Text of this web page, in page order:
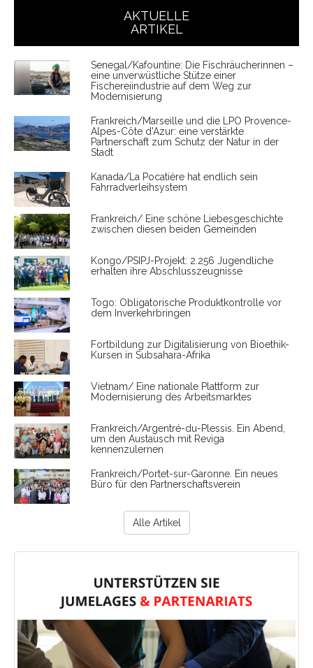
AKTUELLE
ARTIKEL
Senegal/Kafountine: Die Fischräucherinnen –
eine unverwüstliche Stütze einer
Fischereiindustrie auf dem Weg zur
Modernisierung
Frankreich/Marseille und die LPO Provence-
Alpes-Côte d'Azur: eine verstärkte
Partnerschaft zum Schutz der Natur in der
Stadt
Kanada/La Pocatière hat endlich sein
Fahrradverleihsystem
Frankreich/ Eine schöne Liebesgeschichte
zwischen diesen beiden Gemeinden
Kongo/PSIPJ-Projekt: 2.256 Jugendliche
erhalten ihre Abschlusszeugnisse
Togo: Obligatorische Produktkontrolle vor
dem Inverkehrbringen
Fortbildung zur Digitalisierung von Bioethik-
Kursen in Subsahara-Afrika
Vietnam/ Eine nationale Plattform zur
Modernisierung des Arbeitsmarktes
Frankreich/Argentré-du-Plessis. Ein Abend,
um den Austausch mit Reviga
kennenzulernen
Frankreich/Portet-sur-Garonne. Ein neues
Büro für den Partnerschaftsverein
Alle Artikel